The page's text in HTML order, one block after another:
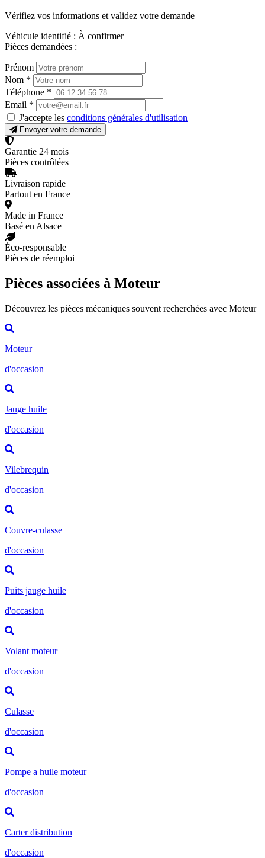
Vérifiez vos informations et validez votre demande
Véhicule identifié : À confirmer
Pièces demandées :
Prénom
Nom *
Téléphone *
Email *
J'accepte les conditions générales d'utilisation
Envoyer votre demande
Garantie 24 mois
Pièces contrôlées
Livraison rapide
Partout en France
Made in France
Basé en Alsace
Éco-responsable
Pièces de réemploi
Pièces associées à Moteur
Découvrez les pièces mécaniques souvent recherchées avec Moteur
Moteur
d'occasion
Jauge huile
d'occasion
Vilebrequin
d'occasion
Couvre-culasse
d'occasion
Puits jauge huile
d'occasion
Volant moteur
d'occasion
Culasse
d'occasion
Pompe a huile moteur
d'occasion
Carter distribution
d'occasion